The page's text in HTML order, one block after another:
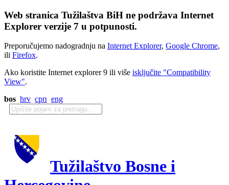
Web stranica Tužilaštva BiH ne podržava Internet
Explorer verzije 7 u potpunosti.
Preporučujemo nadogradnju na Internet Explorer, Google Chrome,
ili Firefox.
Ako koristite Internet explorer 9 ili više isključite "Compatibility
View".
bos hrv срп eng
Tužilaštvo Bosne i